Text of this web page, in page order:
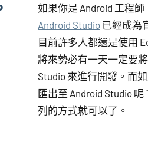
如果你是 Android 工程
Android Studio 已經成為
目前許多人都還是使用
將來勢必有一天一定要
Studio 來進行開發。而
匯出至 Android Studio
列的方式就可以了。